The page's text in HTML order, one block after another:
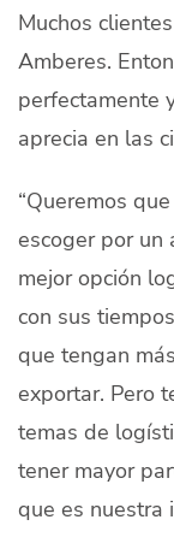
Muchos
Amberes.
perfectamente
aprecia en las
“Queremos
escoger por un
mejor opción
con sus
que tengan
exportar. Pero
temas de
tener mayor
que es nuestra